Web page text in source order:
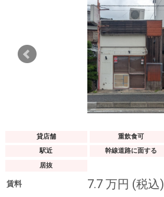
貸店舗 重飲食可
駅近
幹線道路に面する
居抜
賃料 7.7 万円 (税込)